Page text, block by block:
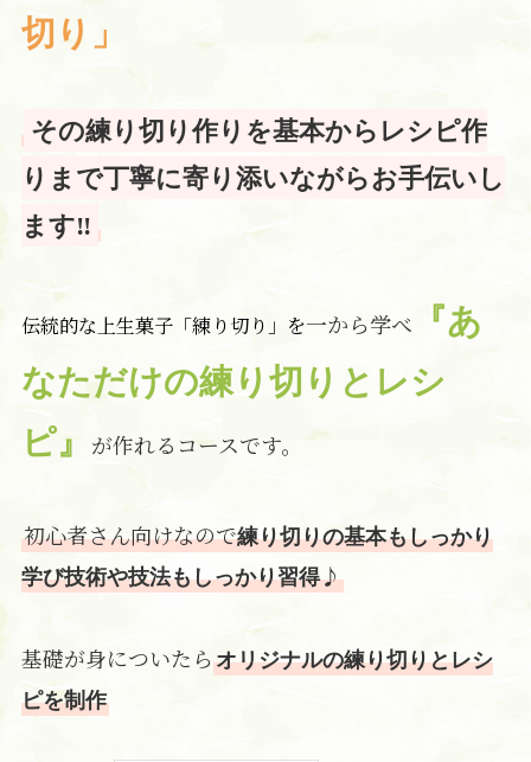
切り 」
その練り切り作りを基本からレシピ作
りまで丁寧に寄り添いながらお手伝いし
ます‼
伝統的な上生菓子「練り切り」を一から学べ
『あ
なただけの練り切りとレシ
ピ』
が作れるコースです。
初心者さん向けなので練り切りの基本もしっかり
学び技術や技法もしっかり習得♪
基礎が身についたらオリジナルの練り切りとレシ
ピを制作